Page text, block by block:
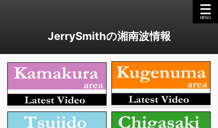
JerrySmithの湘南波情報